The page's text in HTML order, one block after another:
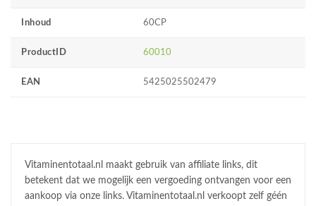
Inhoud 60CP
ProductID 60010
EAN 5425025502479
Vitaminentotaal.nl maakt gebruik van affiliate links, dit
betekent dat we mogelijk een vergoeding ontvangen voor een
aankoop via onze links. Vitaminentotaal.nl verkoopt zelf géén